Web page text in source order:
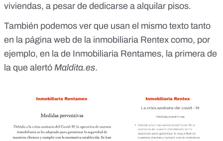
viviendas, a pesar de dedicarse a alquilar pisos.
También podemos ver que usan el mismo texto tanto
en la página web de la inmobiliaria Rentex como, por
ejemplo, en la de Inmobiliaria Rentames, la primera de
la que alertó Maldita.es.